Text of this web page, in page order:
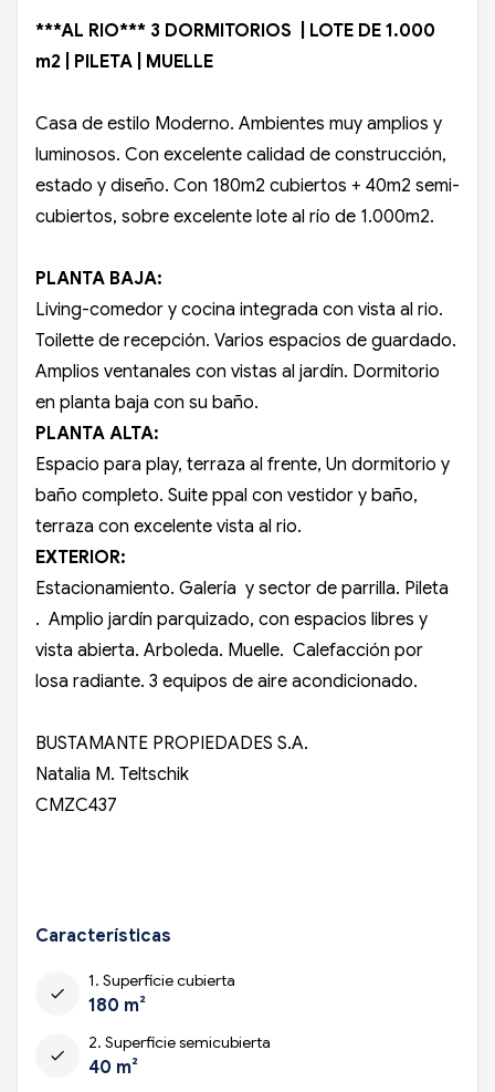
***AL RIO*** 3 DORMITORIOS | LOTE DE 1.000
m2 | PILETA | MUELLE
Casa de estilo Moderno. Ambientes muy amplios y
luminosos. Con excelente calidad de construcción,
estado y diseño. Con 180m2 cubiertos + 40m2 semi-
cubiertos, sobre excelente lote al río de 1.000m2.
PLANTA BAJA:
Living-comedor y cocina integrada con vista al rio.
Toilette de recepción. Varios espacios de guardado.
Amplios ventanales con vistas al jardín. Dormitorio
en planta baja con su baño.
PLANTA ALTA:
Espacio para play, terraza al frente, Un dormitorio y
baño completo. Suite ppal con vestidor y baño,
terraza con excelente vista al rio.
EXTERIOR:
Estacionamiento. Galería y sector de parrilla. Pileta
. Amplio jardín parquizado, con espacios libres y
vista abierta. Arboleda. Muelle. Calefacción por
losa radiante. 3 equipos de aire acondicionado.
BUSTAMANTE PROPIEDADES S.A.
Natalia M. Teltschik
CMZC437
Características
check
1. Superficie cubierta
180 m²
check
2. Superficie semicubierta
40 m²